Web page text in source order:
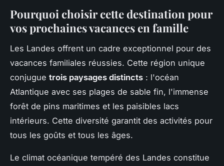
Pourquoi choisir cette destination pour
vos prochaines vacances en famille
Les Landes offrent un cadre exceptionnel pour des
vacances familiales réussies. Cette région unique
conjugue trois paysages distincts : l'océan
Atlantique avec ses plages de sable fin, l'immense
forêt de pins maritimes et les paisibles lacs
intérieurs. Cette diversité garantit des activités pour
tous les goûts et tous les âges.
Le climat océanique tempéré des Landes constitue